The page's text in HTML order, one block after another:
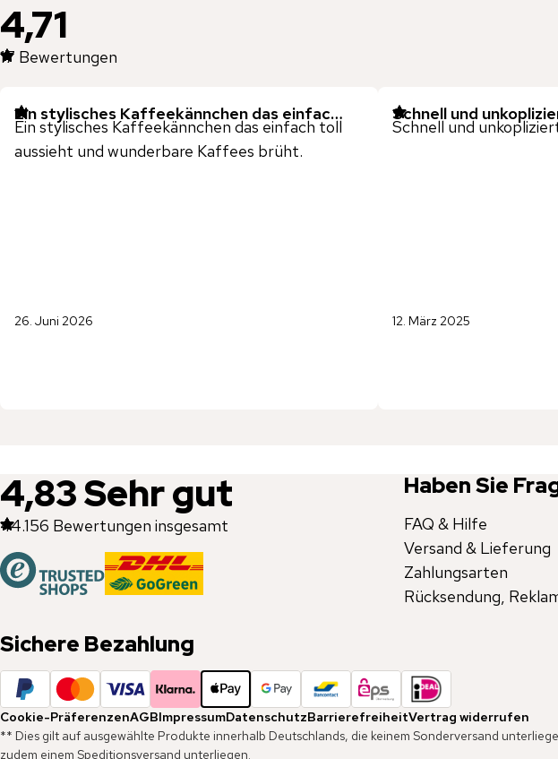
4,71
17 Bewertungen
Ein stylisches Kaffeekännchen das einfac…
Ein stylisches Kaffeekännchen das einfach toll
aussieht und wunderbare Kaffees brüht.
26. Juni 2026
Schnell und
Schnell und
12. März 2025
4,83Sehr gut
44.156 Bewertungen insgesamt
Haben Sie
FAQ & Hilfe
Versand & Lieferung
Zahlungsarten
Rücksendung,
Sichere Bezahlung
Cookie-PräferenzenAGBImpressumDatenschutzBarrierefreiheitVertrag widerrufen
** Dies gilt auf ausgewählte Produkte innerhalb Deutschlands, die keinem Sonderversand
zudem einem Speditionsversand unterliegen.